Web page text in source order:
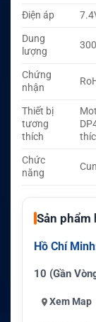
Điện áp
Dung
lượng
Chứng
nhận
Thiết bị
tương
thích
Chức
năng
Sản phẩm
Hồ Chí
10 (Gần
Xem Map